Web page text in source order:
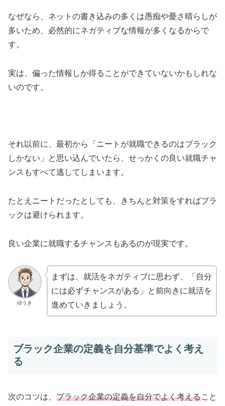
なぜなら、ネットの書き込みの多くは愚痴や憂さ晴らしが
多いため、必然的にネガティブな情報が多くなるからで
す。
実は、偏った情報しか得ることができていないかもしれな
いのです。
それ以前に、最初から「ニートが就職できるのはブラック
しかない」と思い込んでいたら、せっかくの良い就職チャ
ンスもすべて逃してしまいます。
たとえニートだったとしても、きちんと対策をすればブラ
ックは避けられます。
良い企業に就職するチャンスもあるのが現実です。
ゆうき
まずは、就活をネガティブに思わず、「自分
には必ずチャンスがある」と前向きに就活を
進めていきましょう。
ブラック企業の定義を自分基準でよく考え
る
次のコツは、 ブラック企業の定義を自分でよく考えること